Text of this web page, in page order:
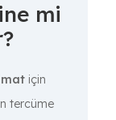
mi
için
tercüme